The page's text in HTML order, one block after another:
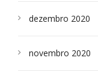
dezembro 2020
novembro 2020